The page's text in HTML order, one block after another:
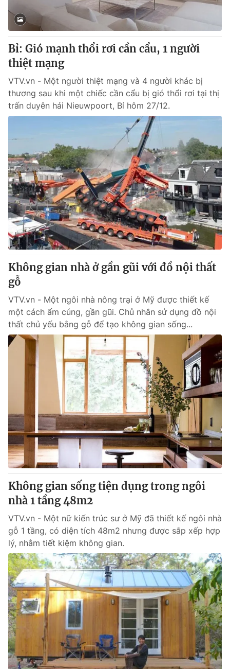
VTV4 Vươn mình bằng AI
VTV9 VTV8
Liên hệ tòa soạn
Theo dõi báo trên
Cơ quan chủ quản:Đài Truyền hình Việt Nam
Cơ quan báo chí:Thời báo VTV
Giấy phép hoạt động báo in và báo điện tử số 483/GP-BTTTT
cấp ngày 29/12/2023
Tổng Biên tập:Vũ Thanh Thủy
Phó Tổng Biên tập:Nguyễn Thị Mỹ Hạnh, Phạm Quốc Thắng,
Nguyễn Trọng Ninh
Tổng đài VTV:
Ðiện thoại Thời báo VTV: 024.66 897 897
Email: toasoan@vtv.vn
Liên hệ quảng cáo:024-7300.7108
® Cấm sao chép dưới mọi hình thức nếu không có sự chấp
thuận bằng văn bản. Ghi rõ nguồn VTV.vn khi phát hành lại
thông tin từ website này.
Bỉ: Gió mạnh thổi rơi cần cẩu, 1 người
thiệt mạng
VTV.vn - Một người thiệt mạng và 4 người khác bị
thương sau khi một chiếc cần cẩu bị gió thổi rơi tại thị
trấn duyên hải Nieuwpoort, Bỉ hôm 27/12.
Không gian nhà ở gần gũi với đồ nội thất
gỗ
VTV.vn - Một ngôi nhà nông trại ở Mỹ được thiết kế
một cách ấm cúng, gần gũi. Chủ nhân sử dụng đồ nội
thất chủ yếu bằng gỗ để tạo không gian sống...
Không gian sống tiện dụng trong ngôi
nhà 1 tầng 48m2
VTV.vn - Một nữ kiến trúc sư ở Mỹ đã thiết kế ngôi nhà
gỗ 1 tầng, có diện tích 48m2 nhưng được sắp xếp hợp
lý, nhằm tiết kiệm không gian.